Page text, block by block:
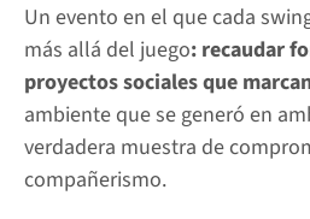
Un evento en el que cada
más allá del juego: recaudar
proyectos sociales que
ambiente que se generó en
verdadera muestra de
compañerismo.